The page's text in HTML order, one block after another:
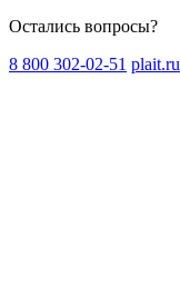
Остались вопросы?
8 800 302-02-51 plait.ru